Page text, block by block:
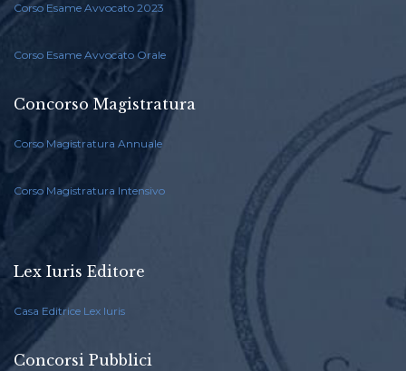
Corso Esame Avvocato 2023
Corso Esame Avvocato Orale
Concorso Magistratura
Corso Magistratura Annuale
Corso Magistratura Intensivo
Lex Iuris Editore
Casa Editrice Lex Iuris
Concorsi Pubblici